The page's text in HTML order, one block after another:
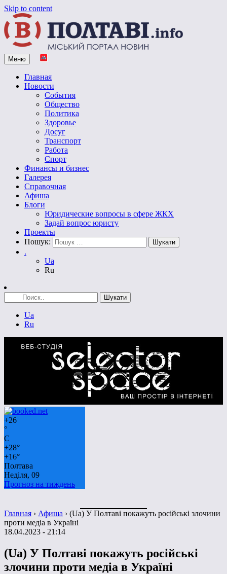
Skip to content
Vpoltave.info
Полтавский портал новостей
Меню
Главная
Новости
События
Общество
Политика
Здоровье
Досуг
Транспорт
Работа
Спорт
Финансы и бизнес
Галерея
Справочная
Афиша
Блоги
Юридические вопросы в сфере ЖКХ
Задай вопрос юристу
Проекты
Пошук:
.
Ua
Ru
Ua
Ru
+26
°
C
+28°
+16°
Полтава
Неділя, 09
Прогноз на тиждень
Главная › Афиша › (Ua) У Полтаві покажуть російські злочини
проти медіа в Україні
18.04.2023 - 21:14
(Ua) У Полтаві покажуть російські
злочини проти медіа в Україні